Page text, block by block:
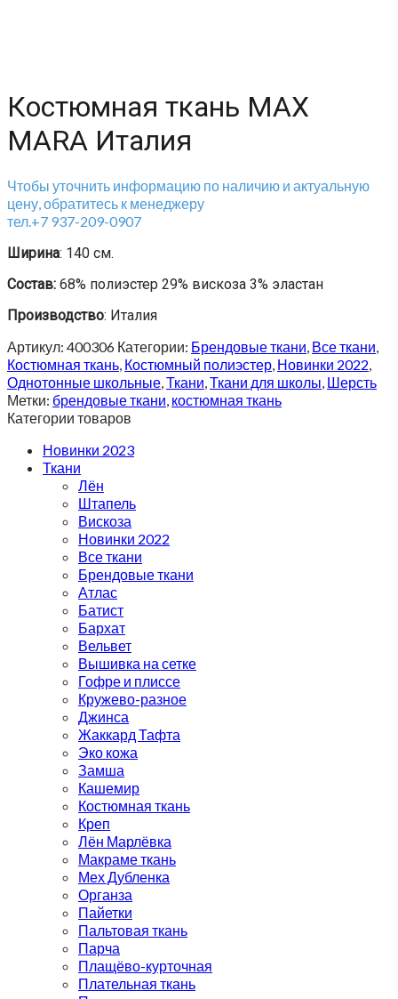
Костюмная ткань MAX
MARA Италия
Чтобы уточнить информацию по наличию и актуальную
цену, обратитесь к менеджеру
тел.+7 937-209-0907
Ширина: 140 см.
Состав: 68% полиэстер 29% вискоза 3% эластан
Производство: Италия
Артикул: 400306 Категории: Брендовые ткани, Все ткани,
Костюмная ткань, Костюмный полиэстер, Новинки 2022,
Однотонные школьные,Ткани,Ткани для школы, Шерсть
Метки: брендовые ткани, костюмная ткань
Категории товаров
Новинки 2023
Ткани
Лён
Штапель
Вискоза
Новинки 2022
Все ткани
Брендовые ткани
Атлас
Батист
Бархат
Вельвет
Вышивка на сетке
Гофре и плиссе
Кружево-разное
Джинса
Жаккард Тафта
Эко кожа
Замша
Кашемир
Костюмная ткань
Креп
Лён Марлёвка
Макраме ткань
Мех Дубленка
Органза
Пайетки
Пальтовая ткань
Парча
Плащёво-курточная
Плательная ткань